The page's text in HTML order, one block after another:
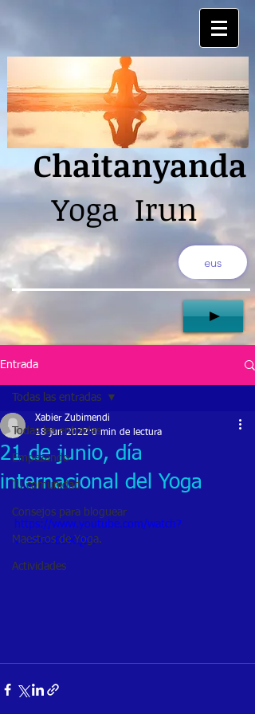
Chaitanyanda
Yoga Irun
eus
Entrada
Todas las entradas
Empezando
Tu comunidad
Consejos para bloguear
Maestros de Yoga.
Actividades
Todas las entradas
21 de junio, día
internacional del Yoga
Xabier Zubimendi
18 jun 2022 0 min de lectura
https://www.youtube.com/watch?
v=BtK8r8DKQZ0